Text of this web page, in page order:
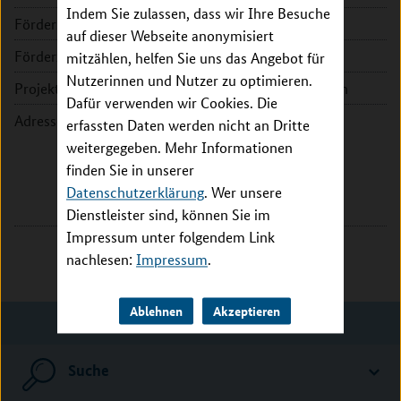
Indem Sie zulassen, dass wir Ihre Besuche
auf dieser Webseite anonymisiert
mitzählen, helfen Sie uns das Angebot für
Nutzerinnen und Nutzer zu optimieren.
Dafür verwenden wir Cookies. Die
erfassten Daten werden nicht an Dritte
weitergegeben. Mehr Informationen
finden Sie in unserer
Datenschutzerklärung. Wer unsere
Dienstleister sind, können Sie im
Impressum unter folgendem Link
nachlesen: Impressum.
Ablehnen Akzeptieren
Fördersumme:
143.016 EUR
Förderzeitraum:
2020 - 2022
Projektleitung:
Prof. Dr. Thomas Pietschmann
Adresse:
Twincore Zentrum für Experi-
mentelle und Klinische Infek-
tionsforschung GmbH
Feodor-Lynen-Str. 7
30625 Hannover
Suche